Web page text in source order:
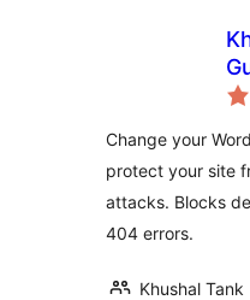
Change your
protect your site
attacks. Blocks
404 errors.
Khushal Tank